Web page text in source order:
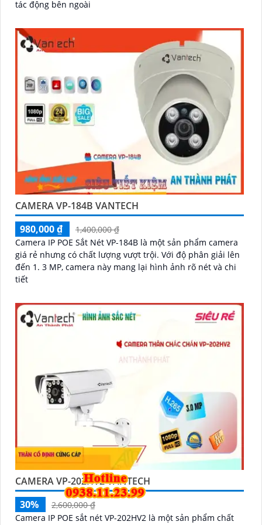
tác động bên ngoài
CAMERA VP-184B VANTECH
980,000 ₫
1,400,000 ₫
Camera IP POE Sắt Nét VP-184B là một sản phẩm camera
giá rẻ nhưng có chất lượng vượt trội. Với độ phân giải lên
đến 1. 3 MP, camera này mang lại hình ảnh rõ nét và chi
tiết
CAMERA VP-202HV2 VANTECH
30%
2,600,000 ₫
Camera IP POE sắt nét VP-202HV2 là một sản phẩm chất